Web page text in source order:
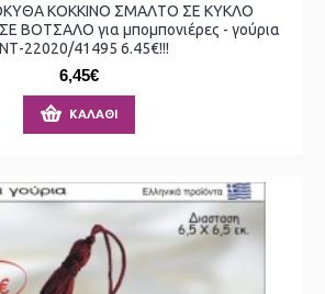
ΚΟΚΚΙΝΟ ΣΜΑΛΤΟ ΣΕ ΚΥΚΛΟ
ΒΟΤΣΑΛΟ για μπομπονιέρες - γούρια
22020/41495 6.45€!!!
6,45€
ΚΑΛΆΘΙ